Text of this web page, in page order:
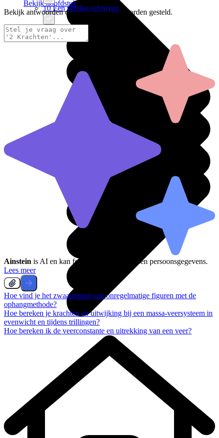
Bekijk hoofdstuk
10 Een verslag schrijven
Bekijk hoofdstuk
Bekijk antwoorden op vragen die veel worden gesteld.
Ainstein is AI en kan fouten maken, deel geen persoonsgegevens.
Lees meer
Hoe vind je het zwaartepunt van onregelmatige figuren met de
ophangmethode?
Hoe bereken je krachten en uitwijking bij een massa-veersysteem in
evenwicht en tijdens trillingen?
Hoe bereken ik de veerconstante en uitrekking van een veer?